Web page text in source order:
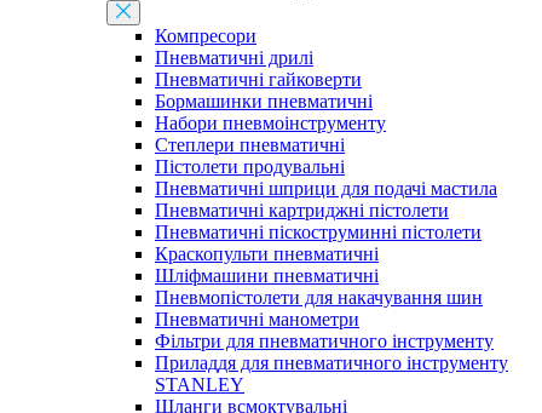
Компресори
Пневматичні дрилі
Пневматичні гайковерти
Бормашинки пневматичні
Набори пневмоінструменту
Степлери пневматичні
Пістолети продувальні
Пневматичні шприци для подачі мастила
Пневматичні картриджні пістолети
Пневматичні піскоструминні пістолети
Краскопульти пневматичні
Шліфмашини пневматичні
Пневмопістолети для накачування шин
Пневматичні манометри
Фільтри для пневматичного інструменту
Приладдя для пневматичного інструменту
STANLEY
Шланги всмоктувальні